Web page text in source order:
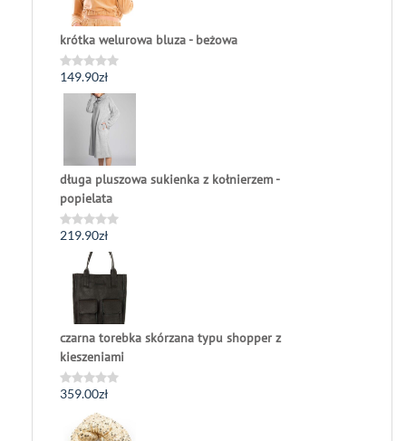
krótka welurowa bluza - beżowa
Oceniono
0
149.90zł
długa pluszowa sukienka z kołnierzem -
popielata
Oceniono
219.90zł
czarna torebka skórzana typu shopper z
kieszeniami
Oceniono
359.00zł